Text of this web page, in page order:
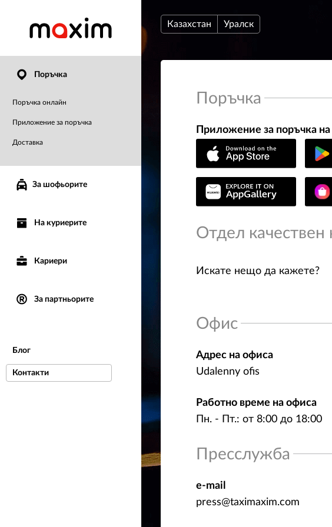
Поръчка
Поръчка онлайн
Приложение за поръчка
Доставка
За шофьорите
На куриерите
Кариери
За партньорите
Блог
Контакти
Казахстан Уралск
Поръчка
Приложение за поръчка
Отдел качествен
Искате нещо да кажете?
Офис
Адрес на офиса
Udalenny ofis
Работно време на офиса
Пн. - Пт.: от 8:00 до 18:00
Пресслужба
e-mail
press@taximaxim.com